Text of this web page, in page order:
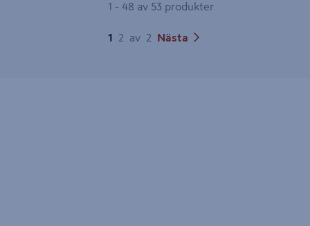
1 - 48 av 53 produkter
1 2 av 2 Nästa